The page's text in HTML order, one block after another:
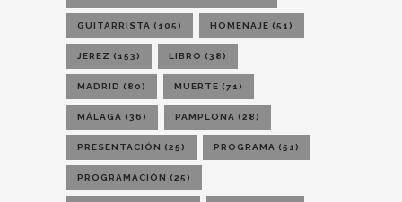
GUITARRISTA (105) HOMENAJE (51)
JEREZ (153) LIBRO (38)
MADRID (80) MUERTE (71)
MÁLAGA (36) PAMPLONA (28)
PRESENTACIÓN (25) PROGRAMA (51)
PROGRAMACIÓN (25)